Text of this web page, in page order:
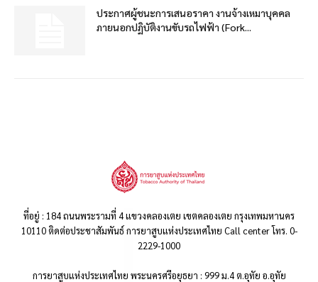
ประกาศผู้ชนะการเสนอราคา งานจ้างเหมาบุคคล
ภายนอกปฏิบัติงานขับรถไฟฟ้า (Fork...
ที่อยู่ : 184 ถนนพระรามที่ 4 แขวงคลองเตย เขตคลองเตย กรุงเทพมหานคร
10110 ติดต่อประชาสัมพันธ์ การยาสูบแห่งประเทศไทย Call center โทร. 0-
2229-1000
การยาสูบแห่งประเทศไทย พระนครศรีอยุธยา : 999 ม.4 ต.อุทัย อ.อุทัย